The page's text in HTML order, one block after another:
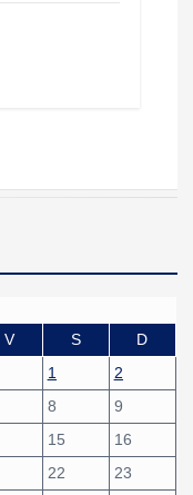
V S
D
1
2
8
9
15
16
22
23